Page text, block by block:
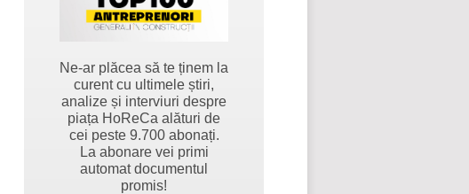
Ne-ar plăcea să te ținem la
curent cu ultimele știri,
analize și interviuri despre
piața HoReCa alături de
cei peste 9.700 abonați.
La abonare vei primi
automat documentul
promis!